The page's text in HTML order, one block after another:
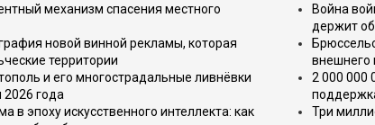
механизм спасения местного
новой винной рекламы, которая
территории
и его многострадальные ливнёвки
года
в эпоху искусственного интеллекта: как
Война
держит
внешнего
2 000 000
Три